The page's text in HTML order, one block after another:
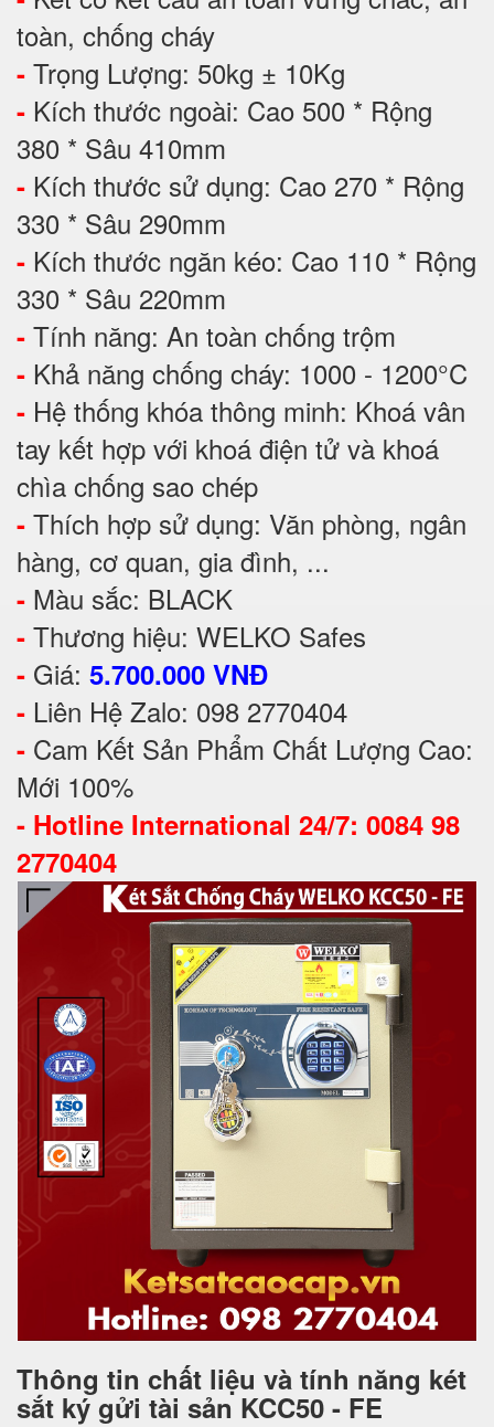
toàn, chống cháy
- Trọng Lượng: 50kg ± 10Kg
- Kích thước ngoài: Cao 500 * Rộng
380 * Sâu 410mm
- Kích thước sử dụng: Cao 270 * Rộng
330 * Sâu 290mm
- Kích thước ngăn kéo: Cao 110 * Rộng
330 * Sâu 220mm
- Tính năng: An toàn chống trộm
- Khả năng chống cháy: 1000 - 1200°C
- Hệ thống khóa thông minh: Khoá vân
tay kết hợp với khoá điện tử và khoá
chìa chống sao chép
- Thích hợp sử dụng: Văn phòng, ngân
hàng, cơ quan, gia đình, ...
- Màu sắc: BLACK
- Thương hiệu: WELKO Safes
- Giá: 5.700.000 VNĐ
- Liên Hệ Zalo: 098 2770404
- Cam Kết Sản Phẩm Chất Lượng Cao:
Mới 100%
- Hotline International 24/7: 0084 98
2770404
Thông tin chất liệu và tính năng két
sắt ký gửi tài sản KCC50 - FE